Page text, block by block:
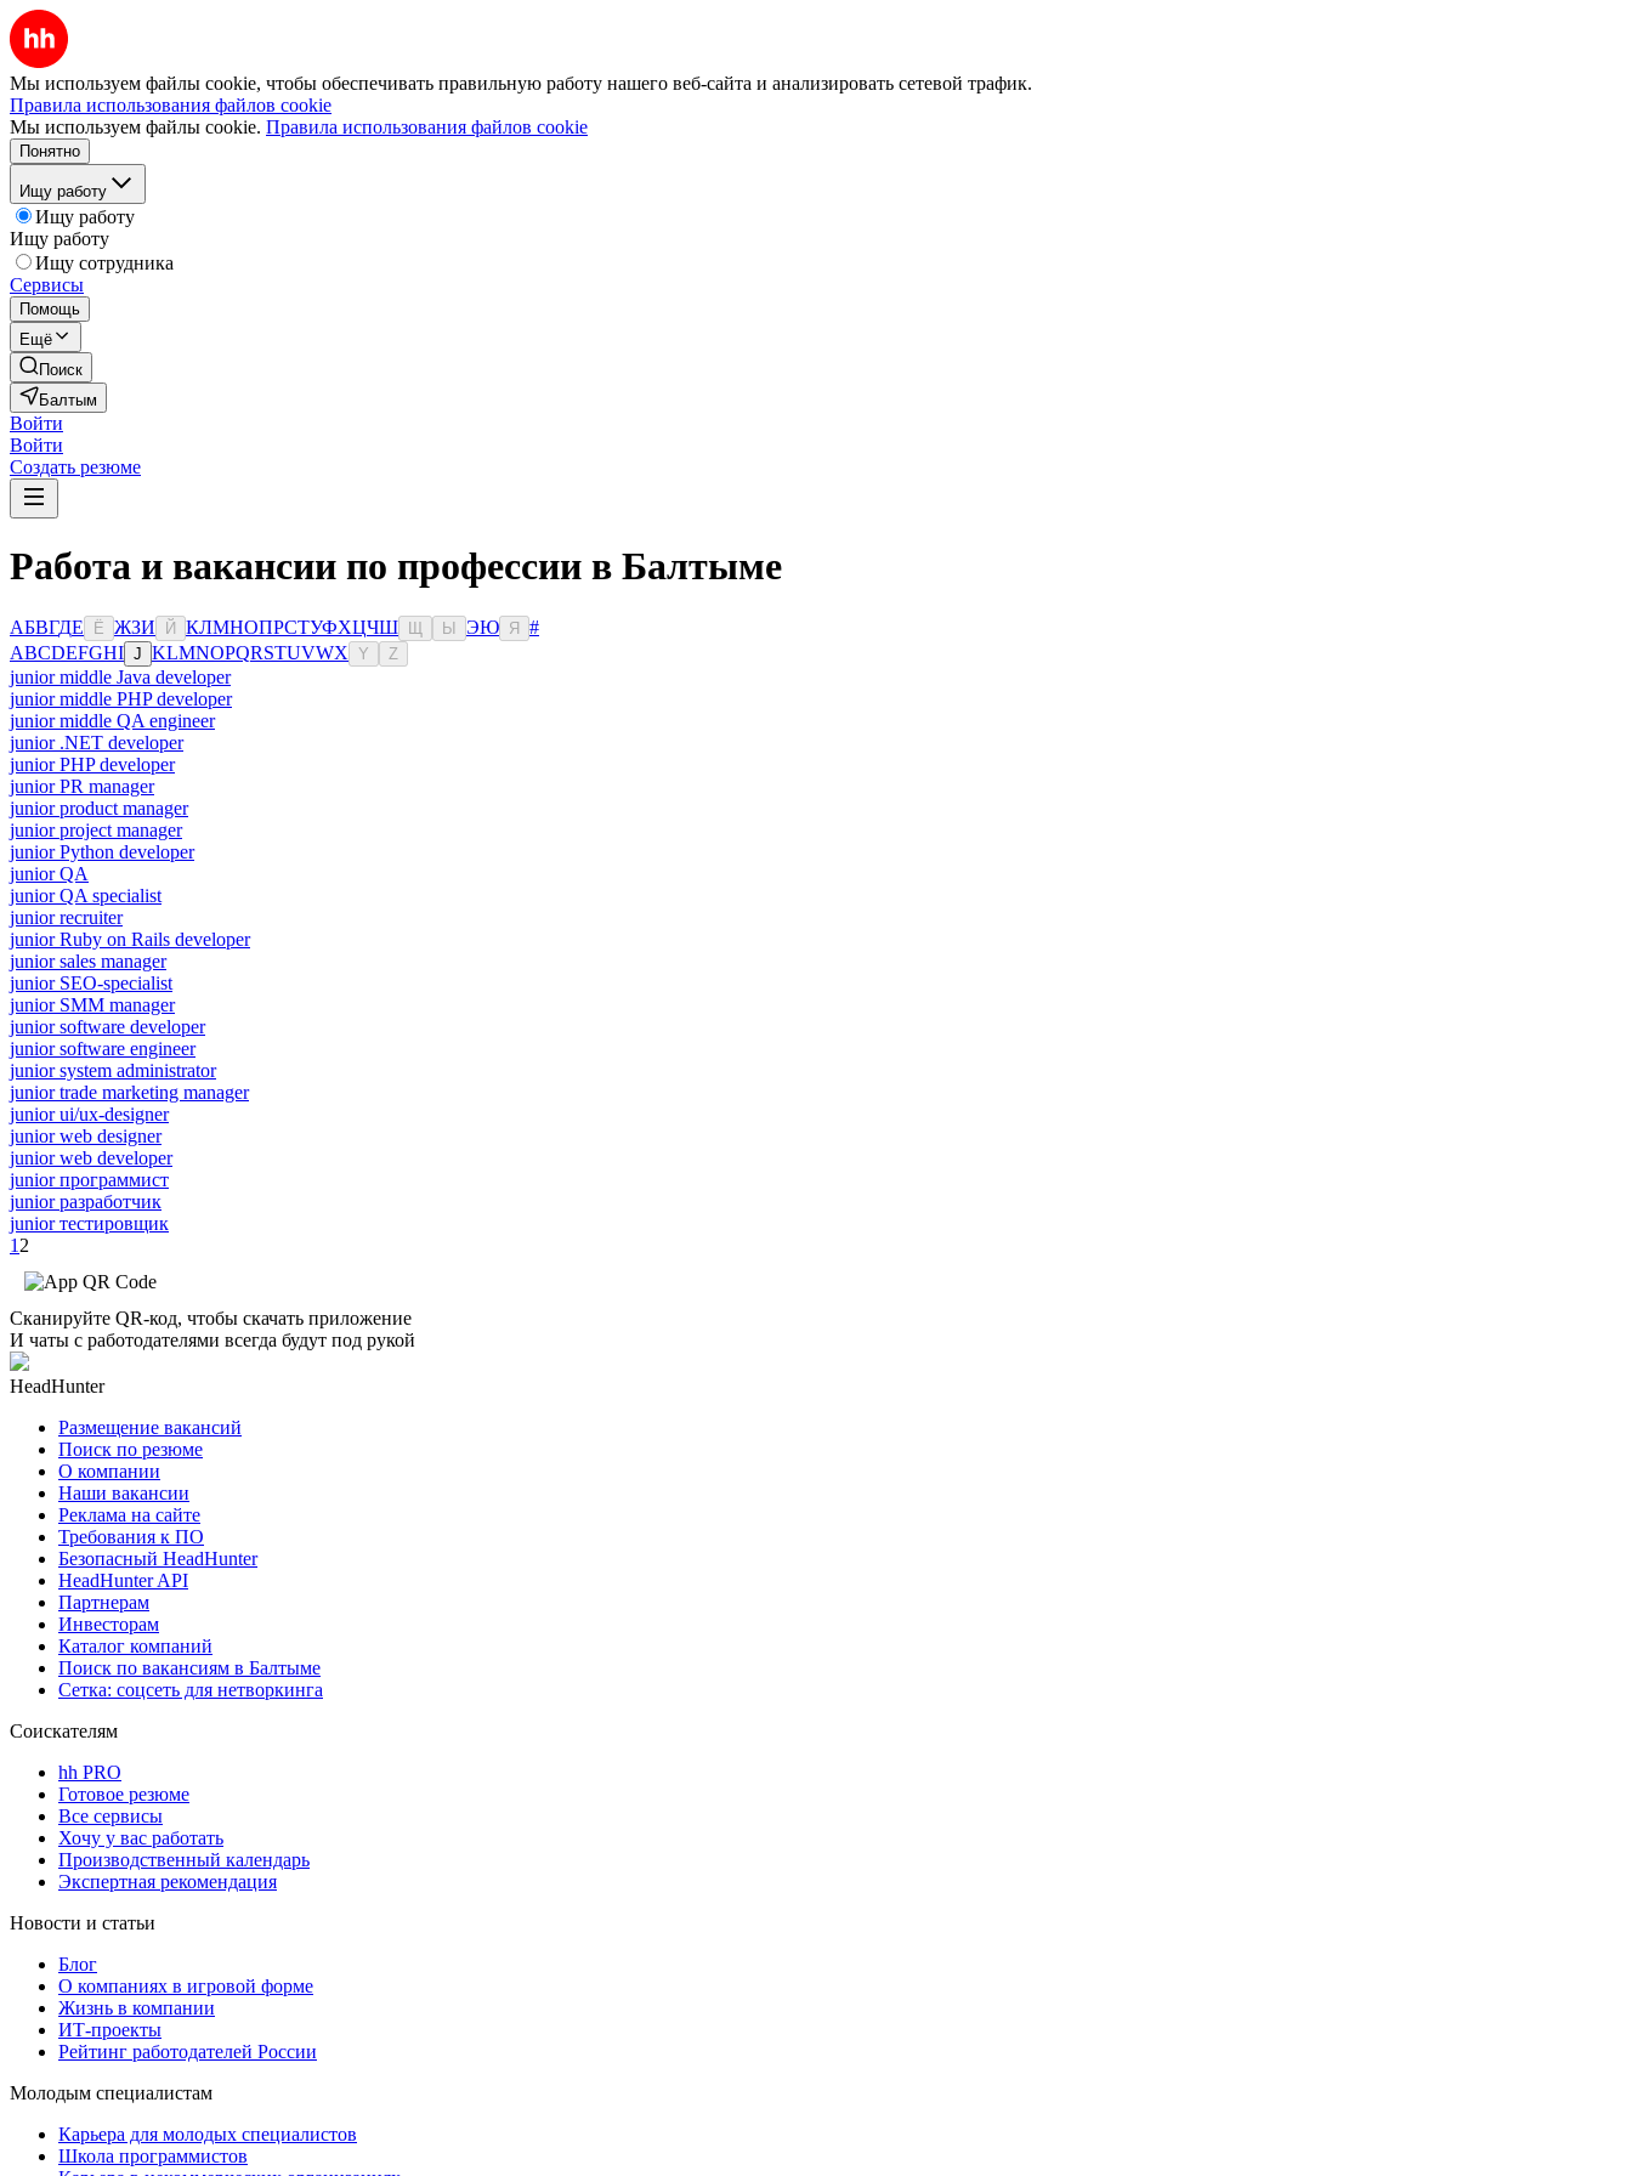
Мы используем файлы cookie, чтобы обеспечивать правильную работу нашего веб-сайта и анализировать сетевой трафик.
Правила использования файлов cookie
Мы используем файлы cookie. Правила использования файлов cookie
Понятно
Ищу работу
Ищу работу
Ищу работу
Ищу сотрудника
Сервисы
Помощь
Ещё
Поиск
Балтым
Войти
Войти
Создать резюме
Работа и вакансии по профессии в Балтыме
АБВГДЕ Ё ЖЗИ Й КЛМНОПРСТУФХЦЧШ Ы ЭЮ Я
#
ABCDEFGHI J KLMNOPQRSTUVWX Y Z
junior middle Java developer
junior middle PHP developer
junior middle QA engineer
junior .NET developer
junior PHP developer
junior PR manager
junior product manager
junior project manager
junior Python developer
junior QA
junior QA specialist
junior recruiter
junior Ruby on Rails developer
junior sales manager
junior SEO-specialist
junior SMM manager
junior software developer
junior software engineer
junior system administrator
junior trade marketing manager
junior ui/ux-designer
junior web designer
junior web developer
junior программист
junior разработчик
junior тестировщик
1 2
Сканируйте QR-код, чтобы скачать приложение
И чаты с работодателями всегда будут под рукой
HeadHunter
Размещение вакансий
Поиск по резюме
О компании
Наши вакансии
Реклама на сайте
Требования к ПО
Безопасный HeadHunter
HeadHunter API
Партнерам
Инвесторам
Каталог компаний
Поиск по вакансиям в Балтыме
Сетка: соцсеть для нетворкинга
Соискателям
hh PRO
Готовое резюме
Все сервисы
Хочу у вас работать
Производственный календарь
Экспертная рекомендация
Новости и статьи
Блог
О компаниях в игровой форме
Жизнь в компании
ИТ-проекты
Рейтинг работодателей России
Молодым специалистам
Карьера для молодых специалистов
Школа программистов